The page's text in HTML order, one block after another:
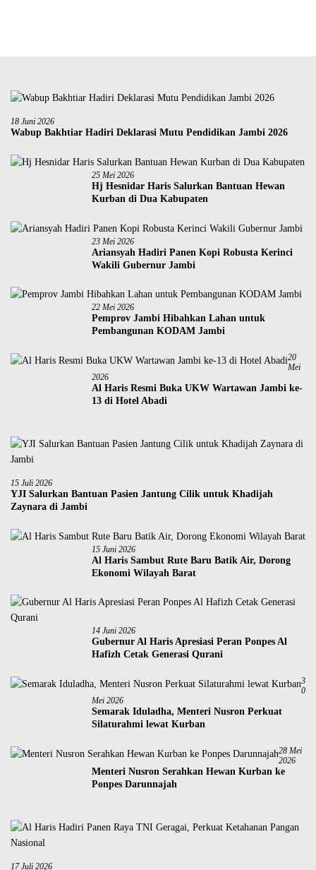
18 Juni 2026
Wabup Bakhtiar Hadiri Deklarasi Mutu Pendidikan Jambi 2026
25 Mei 2026
Hj Hesnidar Haris Salurkan Bantuan Hewan
Kurban di Dua Kabupaten
23 Mei 2026
Ariansyah Hadiri Panen Kopi Robusta Kerinci
Wakili Gubernur Jambi
22 Mei 2026
Pemprov Jambi Hibahkan Lahan untuk
Pembangunan KODAM Jambi
20
Mei
2026
Al Haris Resmi Buka UKW Wartawan Jambi ke-
13 di Hotel Abadi
15 Juli 2026
YJI Salurkan Bantuan Pasien Jantung Cilik untuk Khadijah
Zaynara di Jambi
15 Juni 2026
Al Haris Sambut Rute Baru Batik Air, Dorong
Ekonomi Wilayah Barat
14 Juni 2026
Gubernur Al Haris Apresiasi Peran Ponpes Al
Hafizh Cetak Generasi Qurani
3
0
Mei 2026
Semarak Iduladha, Menteri Nusron Perkuat
Silaturahmi lewat Kurban
28 Mei
2026
Menteri Nusron Serahkan Hewan Kurban ke
Ponpes Darunnajah
17 Juli 2026